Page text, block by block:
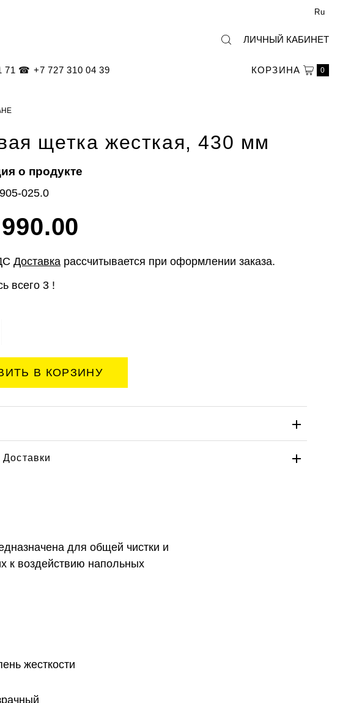
Ru
☎ +7 727 310 04 39
ЛИЧНЫЙ КАБИНЕТ
КОРЗИНА 0
щетка жесткая, 430 мм
о продукте
025.0
Доставкарассчитывается при оформлении заказа.
всего 3 !
для общей чистки и
к воздействию напольных
жесткости